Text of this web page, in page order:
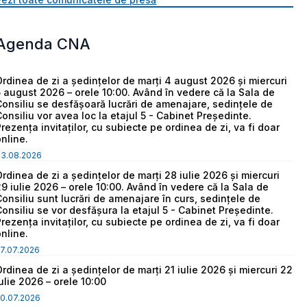
CNA
de zi a ședințelor de marți 4 august 2026 și miercuri
august 2026 – orele 10:00. Având în vedere că la Sala de
se desfășoară lucrări de amenajare, sedințele de
vor avea loc la etajul 5 - Cabinet Președinte.
invitaților, cu subiecte pe ordinea de zi, va fi doar
de zi a ședințelor de marți 28 iulie 2026 și miercuri
iulie 2026 – orele 10:00. Având în vedere că la Sala de
sunt lucrări de amenajare în curs, sedințele de
se vor desfășura la etajul 5 - Cabinet Președinte.
invitaților, cu subiecte pe ordinea de zi, va fi doar
de zi a ședințelor de marți 21 iulie 2026 și miercuri 22
2026 – orele 10:00